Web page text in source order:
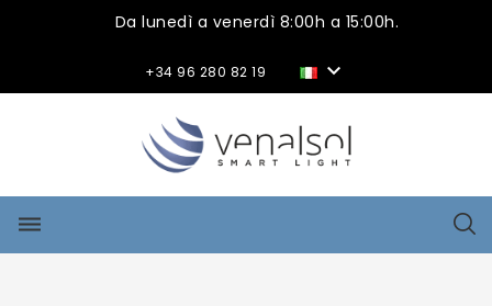
Da lunedì a venerdì 8:00h a 15:00h.
+34 96 280 82 19 
dehaze